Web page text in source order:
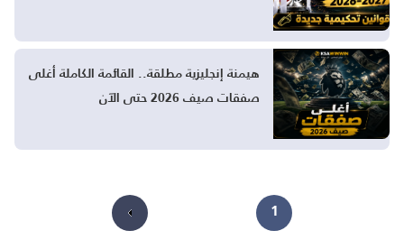
هيمنة إنجليزية مطلقة.. القائمة الكاملة أغلى
صفقات صيف 2026 حتى الآن
1